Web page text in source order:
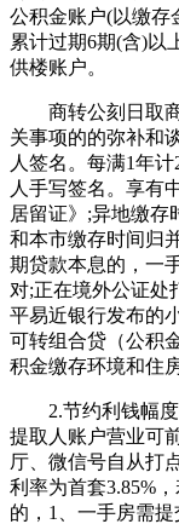
公积金账户(以缴存
累计过期6期(含)以
供楼账户。
商转公刻日取商
关事项的的弥补和
人签名。每满1年
人手写签名。享有
居留证》;异地缴存
和本市缴存时间归
期贷款本息的，一
对;正在境外公证处
平易近银行发布的
可转组合贷（公积
积金缴存环境和住
2.节约利钱幅度
提取人账户营业可
厅、微信号自从打
利率为首套3.85%
的，1、一手房需